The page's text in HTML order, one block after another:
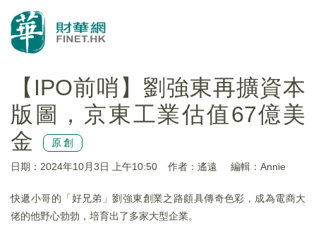
【IPO前哨】劉強東再擴資本
版圖，京東工業估值67億美
金
原創
日期：2024年10月3日 上午10:50 作者：遙遠 編輯：Annie
快遞小哥的「好兄弟」劉強東創業之路頗具傳奇色彩，成為電商大
佬的他野心勃勃，培育出了多家大型企業。